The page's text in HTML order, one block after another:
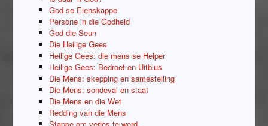
God se Eienskappe
Persone in die Godheid
God die Seun
Die Heilige Gees
Heilige Gees: die mens se Helper
Heilige Gees: Bedroef en Uitblus
Die Mens: skepping en samestelling
Die Mens: sondeval en staat
Die Mens en die Wet
Redding van die Mens